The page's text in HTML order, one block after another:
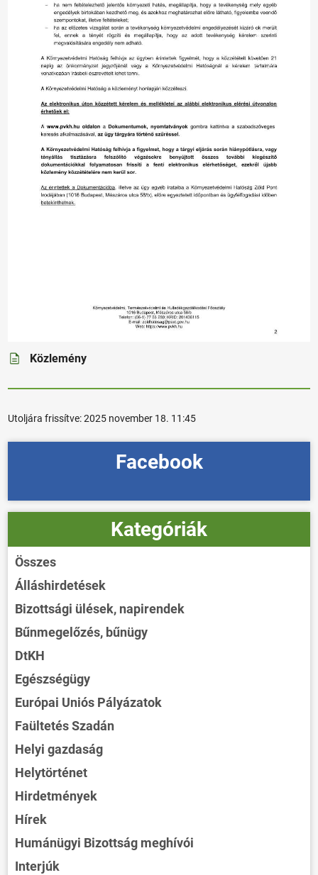
Közlemény
Utoljára frissítve:2025 november 18. 11:45
Facebook
Kategóriák
Összes
Álláshirdetések
Bizottsági ülések, napirendek
Bűnmegelőzés, bűnügy
DtKH
Egészségügy
Európai Uniós Pályázatok
Faültetés Szadán
Helyi gazdaság
Helytörténet
Hirdetmények
Hírek
Humánügyi Bizottság meghívói
Interjúk